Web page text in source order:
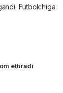
Futbolchiga
ettiradi